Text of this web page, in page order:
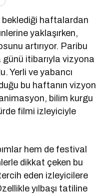
haftalardan
yaklaşırken,
artırıyor. Paribu
günü itibarıyla vizyona
Yerli ve yabancı
bu haftanın vizyon
bilim kurgu
filmi izleyiciyle
hem de festival
dikkat çeken bu
eden izleyicilere
yılbaşı tatiline